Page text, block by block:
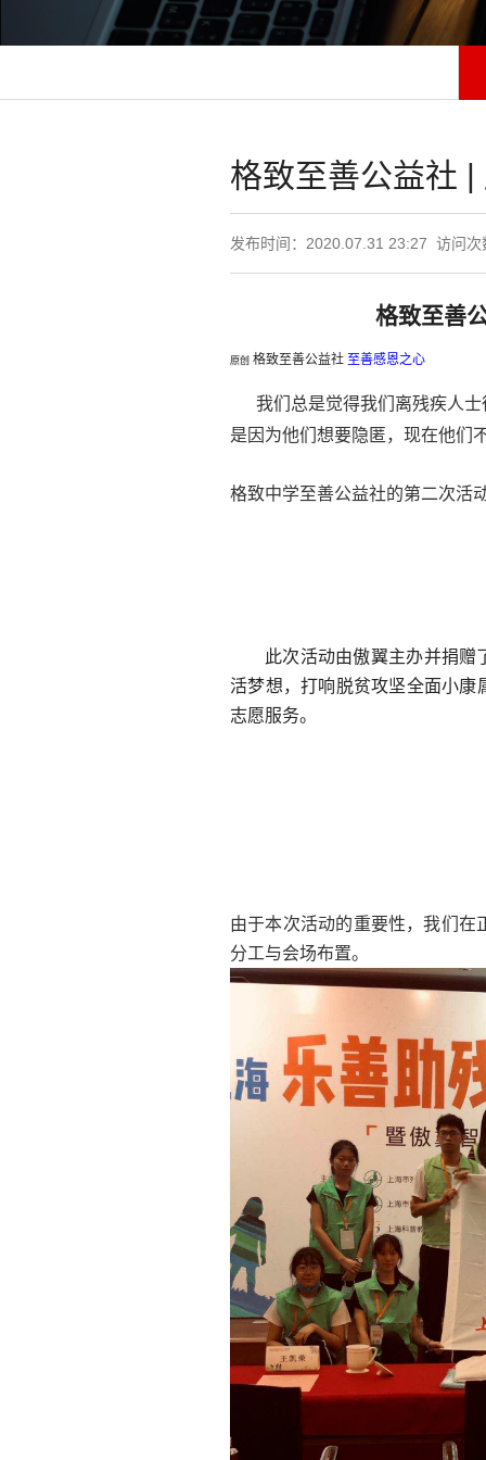
格致至善公益社
发布时间：2020.07.31 23:27 访问次
格致至善
原创 格致至善公益社 至善感恩之心
我们总是觉得我们离残疾人
是因为他们想要隐匿，现在他们
格致中学至善公益社的第二次活
此次活动由傲翼主办并捐赠
活梦想，打响脱贫攻坚全面小康
志愿服务。
由于本次活动的重要性，我们在
分工与会场布置。